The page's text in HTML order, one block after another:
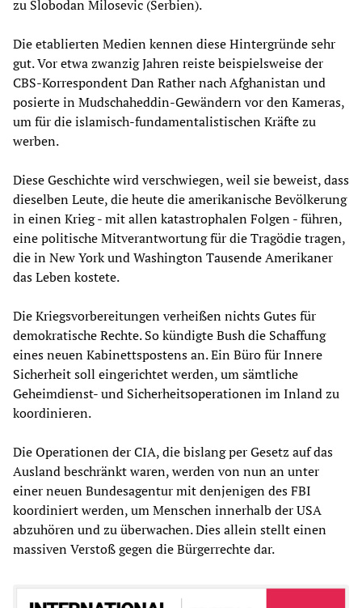
zu Slobodan Milosevic (Serbien).
Die etablierten Medien kennen diese Hintergründe sehr
gut. Vor etwa zwanzig Jahren reiste beispielsweise der
CBS-Korrespondent Dan Rather nach Afghanistan und
posierte in Mudschaheddin-Gewändern vor den Kameras,
um für die islamisch-fundamentalistischen Kräfte zu
werben.
Diese Geschichte wird verschwiegen, weil sie beweist, dass
dieselben Leute, die heute die amerikanische Bevölkerung
in einen Krieg - mit allen katastrophalen Folgen - führen,
eine politische Mitverantwortung für die Tragödie tragen,
die in New York und Washington Tausende Amerikaner
das Leben kostete.
Die Kriegsvorbereitungen verheißen nichts Gutes für
demokratische Rechte. So kündigte Bush die Schaffung
eines neuen Kabinettspostens an. Ein Büro für Innere
Sicherheit soll eingerichtet werden, um sämtliche
Geheimdienst- und Sicherheitsoperationen im Inland zu
koordinieren.
Die Operationen der CIA, die bislang per Gesetz auf das
Ausland beschränkt waren, werden von nun an unter
einer neuen Bundesagentur mit denjenigen des FBI
koordiniert werden, um Menschen innerhalb der USA
abzuhören und zu überwachen. Dies allein stellt einen
massiven Verstoß gegen die Bürgerrechte dar.